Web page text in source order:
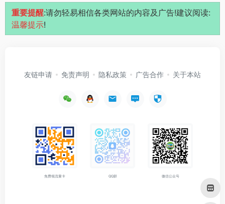
重要提醒:请勿轻易相信各类网站的内容及广告!建议阅读:
温馨提示!
友链申请 免责声明 隐私政策 广告合作 关于本站
免费领流量卡 QQ群 微信公众号